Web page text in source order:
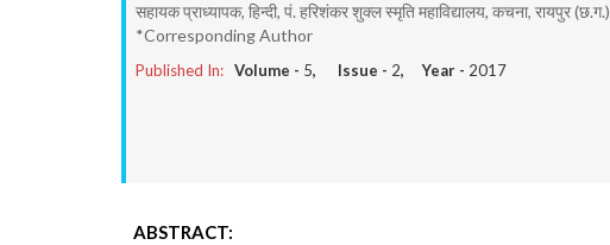
सहायक प्राध्यापक, हिन्दी, पं. हरिशंकर शुक्ल स्मृति महाविद्यालय, कचना, रायपुर (छ.ग.)
*Corresponding Author
Published In: Volume - 5, Issue - 2, Year - 2017
ABSTRACT: